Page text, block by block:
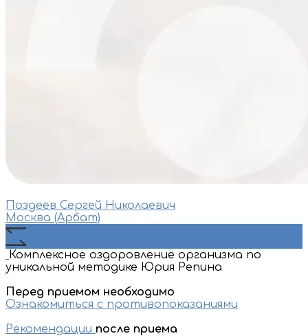
Поздеев Сергей Николаевич
Москва (Арбат)
Комплексное оздоровление организма по
уникальной методике Юрия Репина
Перед приемом необходимо
Ознакомиться с противопоказаниями
Рекомендации после приема